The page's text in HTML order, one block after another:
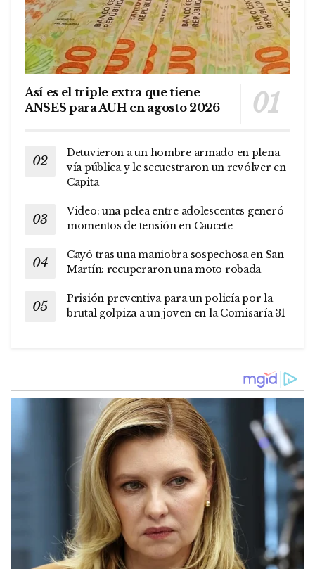
Así es el triple extra que tiene
ANSES para AUH en agosto 2026
Detuvieron a un hombre armado en plena
vía pública y le secuestraron un revólver en
Capita
Video: una pelea entre adolescentes generó
momentos de tensión en Caucete
Cayó tras una maniobra sospechosa en San
Martín: recuperaron una moto robada
Prisión preventiva para un policía por la
brutal golpiza a un joven en la Comisaría 31